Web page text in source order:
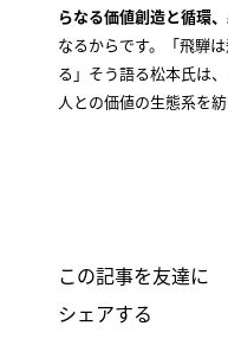
らなる価値創造と循環
なるからです。「飛騨
る」そう語る松本氏は
人との価値の生態系を
この記事を友達に
シェアする